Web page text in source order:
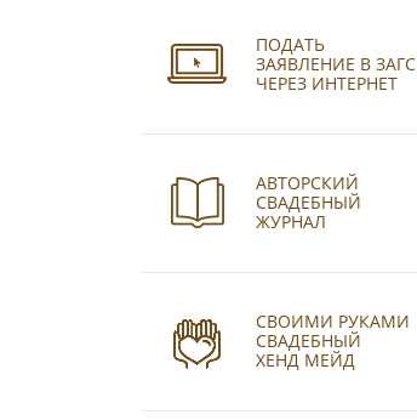
ПОДАТЬ
ЗАЯВЛЕНИЕ В ЗАГС
ЧЕРЕЗ ИНТЕРНЕТ
АВТОРСКИЙ
СВАДЕБНЫЙ
ЖУРНАЛ
СВОИМИ РУКАМИ
СВАДЕБНЫЙ
ХЕНД МЕЙД